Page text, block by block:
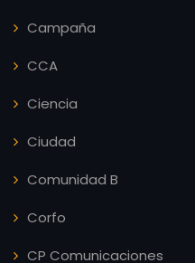
Campaña
CCA
Ciencia
Ciudad
Comunidad B
Corfo
CP Comunicaciones